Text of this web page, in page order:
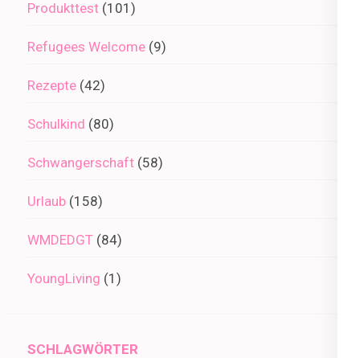
Produkttest (101)
Refugees Welcome (9)
Rezepte (42)
Schulkind (80)
Schwangerschaft (58)
Urlaub (158)
WMDEDGT (84)
YoungLiving (1)
SCHLAGWÖRTER